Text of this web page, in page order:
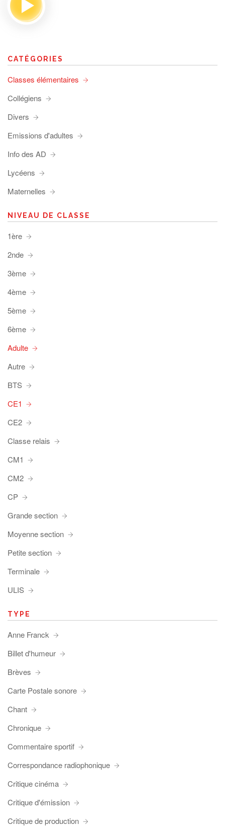
CATÉGORIES
Classes élémentaires
Collégiens
Divers
Emissions d'adultes
Info des AD
Lycéens
Maternelles
NIVEAU DE CLASSE
1ère
2nde
3ème
4ème
5ème
6ème
Adulte
Autre
BTS
CE1
CE2
Classe relais
CM1
CM2
CP
Grande section
Moyenne section
Petite section
Terminale
ULIS
TYPE
Anne Franck
Billet d'humeur
Brèves
Carte Postale sonore
Chant
Chronique
Commentaire sportif
Correspondance radiophonique
Critique cinéma
Critique d'émission
Critique de production